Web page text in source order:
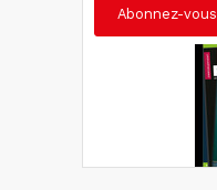
Abonnez-vous